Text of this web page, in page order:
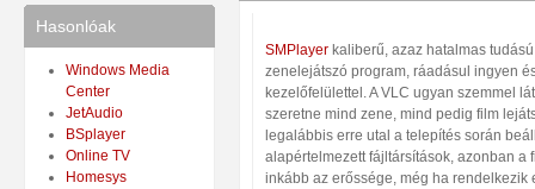
Hasonlóak
Windows Media
Center
JetAudio
BSplayer
Online TV
Homesys
SMPlayer kaliberű, azaz hatalmas
zenelejátszó program, ráadásul ingyen
kezelőfelülettel. A VLC ugyan szemmel
szeretne mind zene, mind pedig film
legalábbis erre utal a telepítés során
alapértelmezett fájltársítások, azonban a
inkább az erőssége, még ha rendelkezik